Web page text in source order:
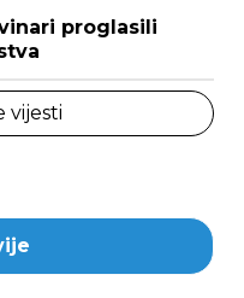
proglasili
vijesti